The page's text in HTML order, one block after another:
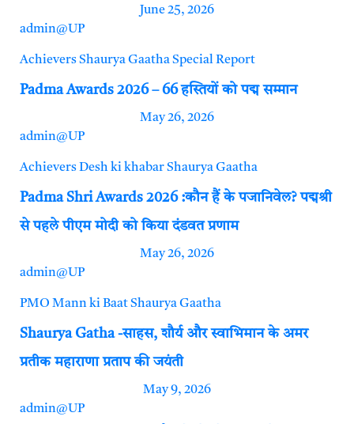
June 25, 2026
admin@UP
AchieversShaurya GaathaSpecial Report
Padma Awards 2026 – 66 हस्तियों को पद्म सम्मान
May 26, 2026
admin@UP
AchieversDesh ki khabarShaurya Gaatha
Padma Shri Awards 2026 :कौन हैं के पजानिवेल? पद्मश्री
से पहले पीएम मोदी को किया दंडवत प्रणाम
May 26, 2026
admin@UP
PMO Mann ki BaatShaurya Gaatha
Shaurya Gatha -साहस, शौर्य और स्वाभिमान के अमर
प्रतीक महाराणा प्रताप की जयंती
May 9, 2026
admin@UP